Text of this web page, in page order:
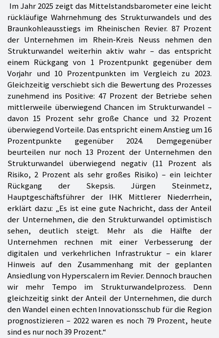
Im Jahr 2025 zeigt das Mittelstandsbarometer eine leicht
rückläufige Wahrnehmung des Strukturwandels und des
Braunkohleausstiegs im Rheinischen Revier. 87 Prozent
der Unternehmen im Rhein-Kreis Neuss nehmen den
Strukturwandel weiterhin aktiv wahr – das entspricht
einem Rückgang von 1 Prozentpunkt gegenüber dem
Vorjahr und 10 Prozentpunkten im Vergleich zu 2023.
Gleichzeitig verschiebt sich die Bewertung des Prozesses
zunehmend ins Positive: 47 Prozent der Betriebe sehen
mittlerweile überwiegend Chancen im Strukturwandel –
davon 15 Prozent sehr große Chance und 32 Prozent
überwiegend Vorteile. Das entspricht einem Anstieg um 16
Prozentpunkte gegenüber 2024. Demgegenüber
beurteilen nur noch 13 Prozent der Unternehmen den
Strukturwandel überwiegend negativ (11 Prozent als
Risiko, 2 Prozent als sehr großes Risiko) – ein leichter
Rückgang der Skepsis. Jürgen Steinmetz,
Hauptgeschäftsführer der IHK Mittlerer Niederrhein,
erklärt dazu: „Es ist eine gute Nachricht, dass der Anteil
der Unternehmen, die den Strukturwandel optimistisch
sehen, deutlich steigt. Mehr als die Hälfte der
Unternehmen rechnen mit einer Verbesserung der
digitalen und verkehrlichen Infrastruktur – ein klarer
Hinweis auf den Zusammenhang mit der geplanten
Ansiedlung von Hyperscalern im Revier. Dennoch brauchen
wir mehr Tempo im Strukturwandelprozess. Denn
gleichzeitig sinkt der Anteil der Unternehmen, die durch
den Wandel einen echten Innovationsschub für die Region
prognostizieren – 2022 waren es noch 79 Prozent, heute
sind es nur noch 39 Prozent.“